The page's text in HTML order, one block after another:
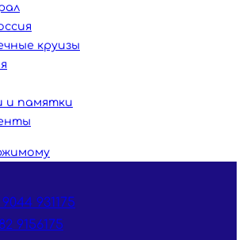
круизы
и памятки
931175
9156175